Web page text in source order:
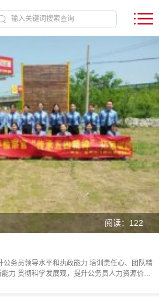
阅读：122
公务员领导水平和执政能力 培训责任心、团队精
力 贯彻科学发展观，提升公务员人力资源价值